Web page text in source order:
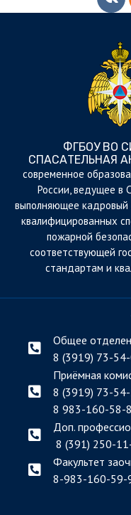
ФГБОУ ВО
СПАСАТЕЛЬНАЯ
cовременное
России, ведущее в
выполняющее кадровый
квалифицированных
пожарной
соответствующей
стандартам и
Общее
8 (3919) 73-
Приёмная
8 (3919) 73-
8 983-160-58-
Доп.
8 (391) 250-
Факультет
8-983-160-59-